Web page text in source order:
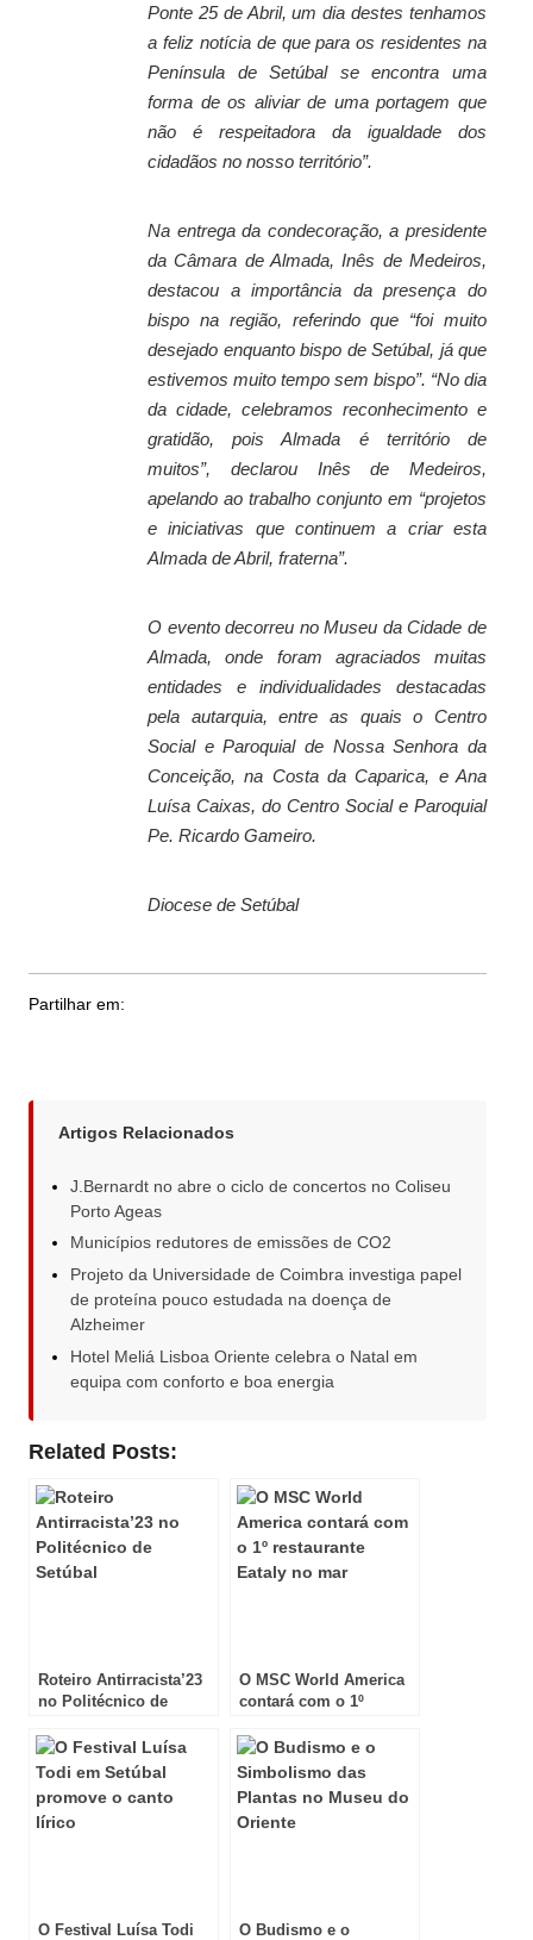
Ponte 25 de Abril, um dia destes tenhamos
a feliz notícia de que para os residentes na
Península de Setúbal se encontra uma
forma de os aliviar de uma portagem que
não é respeitadora da igualdade dos
cidadãos no nosso território”.
Na entrega da condecoração, a presidente
da Câmara de Almada, Inês de Medeiros,
destacou a importância da presença do
bispo na região, referindo que “foi muito
desejado enquanto bispo de Setúbal, já que
estivemos muito tempo sem bispo”. “No dia
da cidade, celebramos reconhecimento e
gratidão, pois Almada é território de
muitos”, declarou Inês de Medeiros,
apelando ao trabalho conjunto em “projetos
e iniciativas que continuem a criar esta
Almada de Abril, fraterna”.
O evento decorreu no Museu da Cidade de
Almada, onde foram agraciados muitas
entidades e individualidades destacadas
pela autarquia, entre as quais o Centro
Social e Paroquial de Nossa Senhora da
Conceição, na Costa da Caparica, e Ana
Luísa Caixas, do Centro Social e Paroquial
Pe. Ricardo Gameiro.
Diocese de Setúbal
Partilhar em:
Artigos Relacionados
J.Bernardt no abre o ciclo de concertos no Coliseu
Porto Ageas
Municípios redutores de emissões de CO2
Projeto da Universidade de Coimbra investiga papel
de proteína pouco estudada na doença de
Alzheimer
Hotel Meliá Lisboa Oriente celebra o Natal em
equipa com conforto e boa energia
Related Posts:
Roteiro Antirracista’23
no Politécnico de
O MSC World America
contará com o 1º
mar
O Festival Luísa Todi
O Budismo e o